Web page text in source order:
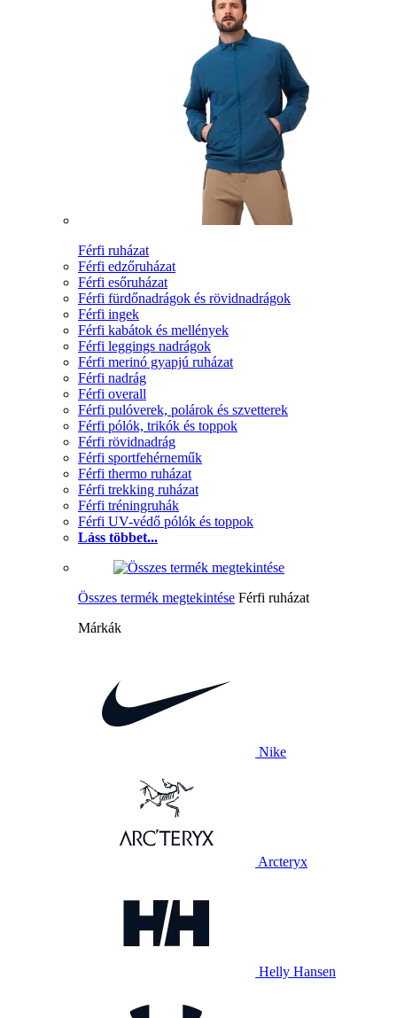
Férfi ruházat
Férfi edzőruházat
Férfi esőruházat
Férfi fürdőnadrágok és rövidnadrágok
Férfi ingek
Férfi kabátok és mellények
Férfi leggings nadrágok
Férfi merinó gyapjú ruházat
Férfi nadrág
Férfi overall
Férfi pulóverek, polárok és szvetterek
Férfi pólók, trikók és toppok
Férfi rövidnadrág
Férfi sportfehérneműk
Férfi thermo ruházat
Férfi trekking ruházat
Férfi tréningruhák
Férfi UV-védő pólók és toppok
Láss többet...
Összes termék megtekintése Férfi ruházat
Márkák
Nike
Arcteryx
Helly Hansen